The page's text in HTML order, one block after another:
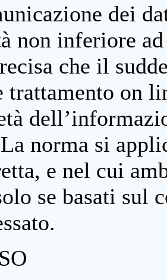
dei
non inferiore
che il
trattamento on
norma si
e nel cui
se basati sul